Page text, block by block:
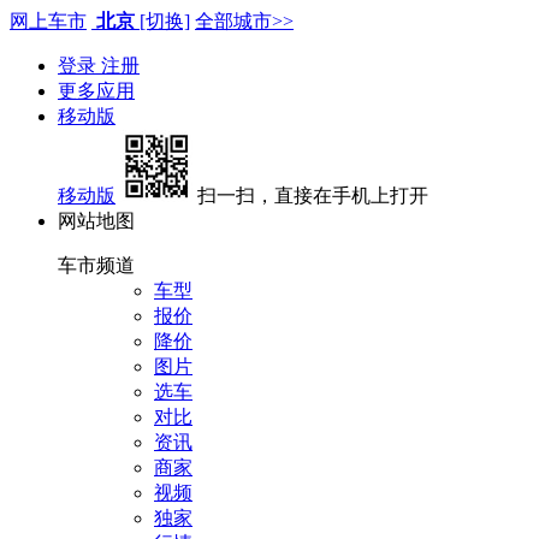
网上车市 北京 [切换] 全部城市>>
登录 注册
更多应用
移动版
移动版
扫一扫，直接在手机上打开
网站地图
车市频道
车型
报价
降价
图片
选车
对比
资讯
商家
视频
独家